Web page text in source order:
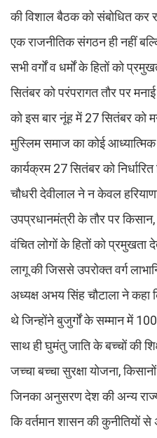
की विशाल बैठक को संबोधित कर
एक राजनीतिक संगठन ही नहीं
सभी वर्गों व धर्मों के हितों को
सितंबर को परंपरागत तौर पर
को इस बार नूंह में 27 सितंबर को
मुस्लिम समाज का कोई
कार्यक्रम 27 सितंबर को
चौधरी देवीलाल ने न केवल
उपप्रधानमंत्री के तौर पर
वंचित लोगों के हितों को प्रमुखता
लागू की जिससे उपरोक्त वर्ग
अध्यक्ष अभय सिंह चौटाला ने कहा
थे जिन्होंने बुजुर्गों के सम्मान में
साथ ही घुमंतु जाति के बच्चों की
जच्चा बच्चा सुरक्षा योजना,
जिनका अनुसरण देश की अन्य
कि वर्तमान शासन की कुनीतियों